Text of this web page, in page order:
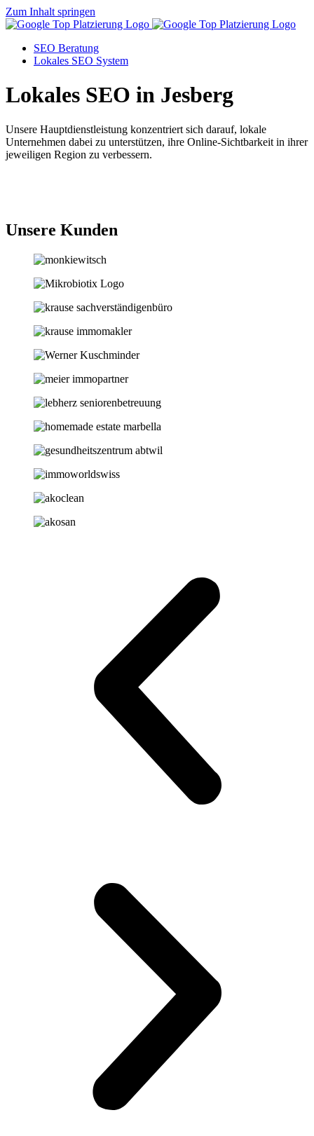
Zum Inhalt springen
SEO Beratung
Lokales SEO System
Lokales SEO in Jesberg
Unsere Hauptdienstleistung konzentriert sich darauf, lokale
Unternehmen dabei zu unterstützen, ihre Online-Sichtbarkeit in ihrer
jeweiligen Region zu verbessern.
Unsere Kunden